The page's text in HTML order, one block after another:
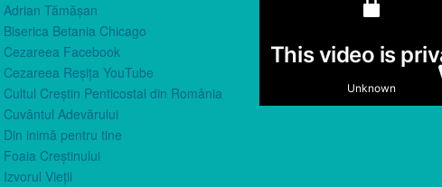
Adrian Tămăşan
Biserica Betania Chicago
Cezareea Facebook
Cezareea Reşiţa YouTube
Cultul Creştin Penticostal din România
Cuvântul Adevărului
Din inimă pentru tine
Foaia Creştinului
Izvorul Vieţii